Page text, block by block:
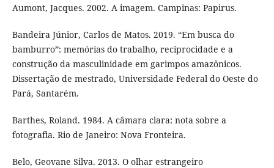
Aumont, Jacques. 2002. A imagem. Campinas: Papirus.
Bandeira Júnior, Carlos de Matos. 2019. “Em busca do
bamburro”: memórias do trabalho, reciprocidade e a
construção da masculinidade em garimpos amazônicos.
Dissertação de mestrado, Universidade Federal do Oeste do
Pará, Santarém.
Barthes, Roland. 1984. A câmara clara: nota sobre a
fotografia. Rio de Janeiro: Nova Fronteira.
Belo, Geovane Silva. 2013. O olhar estrangeiro